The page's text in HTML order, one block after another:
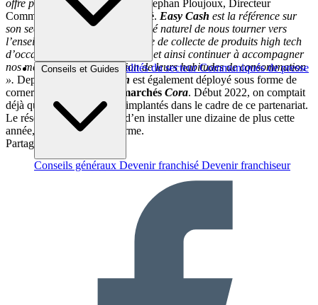
Brèves et actus Actualités du secteur Communiqués de presse
Conseils et Guides
Conseils généraux Devenir franchisé Devenir franchiseur
offre plus responsable,déclare Stephan Ploujoux, Directeur
Commercial de Showroomprivé. Easy Cash est la référence sur
son secteur, il nous a donc semblé naturel de nous tourner vers
l’enseigne pour lancer un service de collecte de produits high tech
d’occasion sur
, et ainsi continuer à accompagner
nos membres dans l’évolution de leurs habitudes de consommation
». Depuis 2020, Easy Cash est également déployé sous forme de
corners au sein des
hypermarchés Cora. Début 2022, on comptait
déjà quatre espaces dédiés implantés dans le cadre de ce partenariat.
Le réseau a pour ambition d’en installer une dizaine de plus cette
année, et une trentaine à terme.
Partager sur :